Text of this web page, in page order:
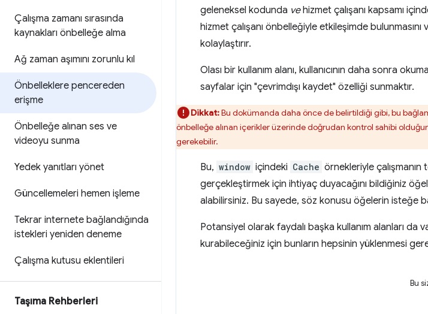
Çalışma zamanı sırasında
kaynakları önbelleğe alma
Ağ zaman aşımını zorunlu kıl
Önbelleklere pencereden
erişme
Önbelleğe alınan ses ve
videoyu sunma
Yedek yanıtları yönet
Güncellemeleri hemen işleme
Tekrar internete bağlandığında
istekleri yeniden deneme
Çalışma kutusu eklentileri
Taşıma Rehberleri
geleneksel kodunda vehizmet çalışanı kapsamı
hizmet çalışanı önbelleğiyle etkileşimde
kolaylaştırır.
Olası bir kullanım alanı, kullanıcının daha sonra
sayfalar için "çevrimdışı kaydet" özelliği sunmaktır.
Dikkat:Bu dokümanda daha önce de belirtildiği gibi, bu
önbelleğe alınan içerikler üzerinde doğrudan kontrol sahibi
gerekebilir.
Bu, window içindeki Cache örnekleriyle çalışmanın
gerçekleştirmek için ihtiyaç duyacağını bildiğiniz
alabilirsiniz. Bu sayede, söz konusu öğelerin isteğe
Potansiyel olarak faydalı başka kullanım alanları da
kurabileceğiniz için bunların hepsinin yüklenmesi
Bu